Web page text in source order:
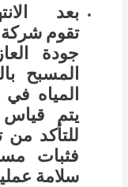
بعد
تقوم شركة
جودة
المسبح
المياه
يتم
للتأكد
فثبات
سلامة